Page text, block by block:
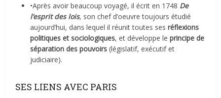
•Après avoir beaucoup voyagé, il écrit en 1748 De
l’esprit des lois, son chef d’oeuvre toujours étudié
aujourd’hui, dans lequel il réunit toutes sesréflexions
politiques et sociologiques, et développe leprincipe de
séparation des pouvoirs (législatif, exécutif et
judiciaire).
SES LIENS AVEC PARIS